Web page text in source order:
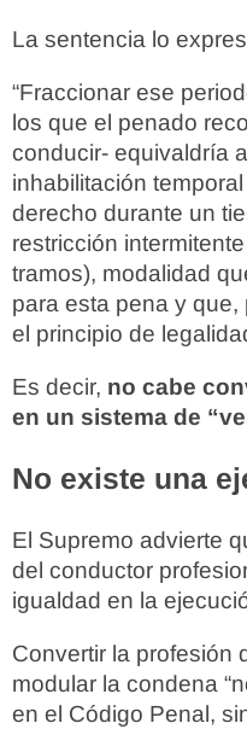
La sentencia lo
“Fraccionar ese
los que el penado
conducir- equivaldría
inhabilitación
derecho durante un
restricción
tramos), modalidad
para esta pena y
el principio de
Es decir, no cabe
en un sistema de
No existe una
El Supremo advierte
del conductor
igualdad en la
Convertir la profesión
modular la condena
en el Código Penal,